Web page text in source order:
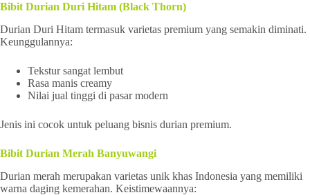
Bibit Durian Duri Hitam (Black Thorn)
Durian Duri Hitam termasuk varietas premium yang semakin diminati.
Keunggulannya:
Tekstur sangat lembut
Rasa manis creamy
Nilai jual tinggi di pasar modern
Jenis ini cocok untuk peluang bisnis durian premium.
Bibit Durian Merah Banyuwangi
Durian merah merupakan varietas unik khas Indonesia yang memiliki
warna daging kemerahan. Keistimewaannya: